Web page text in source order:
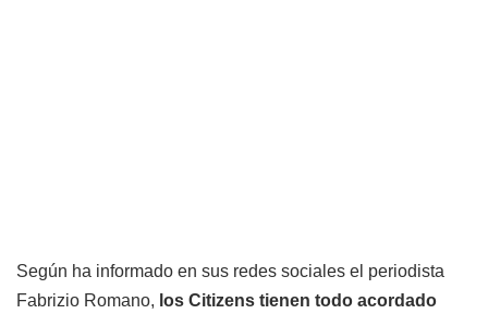
Según ha informado en sus redes sociales el periodista
Fabrizio Romano, los Citizens tienen todo acordado